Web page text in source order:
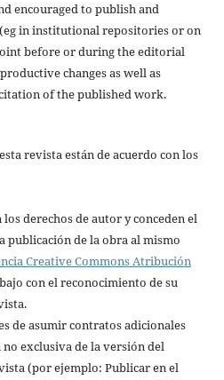
encouraged to publish and
in institutional repositories or on
before or during the editorial
changes as well as
of the published work.
revista están de acuerdo con los
derechos de autor y conceden el
publicación de la obra al mismo
Creative Commons Atribución
con el reconocimiento de su
de asumir contratos adicionales
exclusiva de la versión del
(por ejemplo: Publicar en el